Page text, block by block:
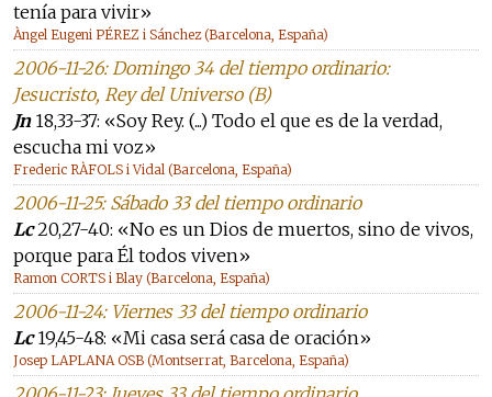
tenía para vivir»
Àngel Eugeni PÉREZ i Sánchez (Barcelona, España)
2006-11-26: Domingo 34 del tiempo ordinario:
Jesucristo, Rey del Universo (B)
Jn18,33-37: «Soy Rey. (...) Todo el que es de la verdad,
escucha mi voz»
Frederic RÀFOLS i Vidal (Barcelona, España)
2006-11-25: Sábado 33 del tiempo ordinario
Lc20,27-40: «No es un Dios de muertos, sino de vivos,
porque para Él todos viven»
Ramon CORTS i Blay (Barcelona, España)
2006-11-24: Viernes 33 del tiempo ordinario
Lc19,45-48: «Mi casa será casa de oración»
Josep LAPLANA OSB (Montserrat, Barcelona, España)